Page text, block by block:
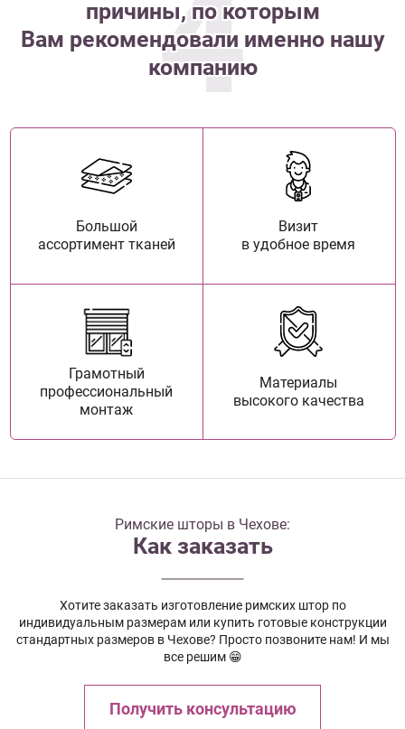
4
причины, по которым
Вам рекомендовали именно нашу
компанию
Большой
ассортимент тканей
Визит
в удобное время
Грамотный
профессиональный
монтаж
Материалы
высокого качества
Римские шторы в Чехове:
Как заказать
Хотите заказать изготовление римских штор по
индивидуальным размерам или купить готовые конструкции
стандартных размеров в Чехове? Просто позвоните нам! И мы
все решим 😁
Получить консультацию